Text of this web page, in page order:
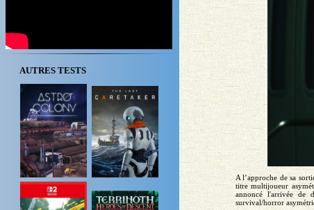
AUTRES TESTS
A l’approche de sa
titre multijoueur
annoncé l'arrivée de
survival/horror